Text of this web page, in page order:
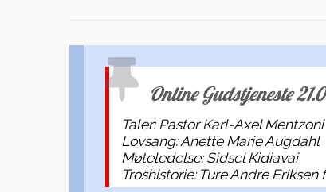
Online Gudstjeneste
Taler: Pastor Karl-Axel Mentzoni
Lovsang: Anette Marie Augdahl
Møteledelse: Sidsel Kidiavai
Troshistorie: Ture Andre